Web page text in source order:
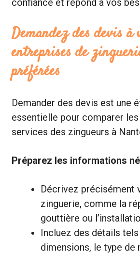
Demandez des devis à
entreprises de
préférées
Demander des devis est une
essentielle pour comparer
services des zingueurs à
Préparez les informations
Décrivez précisément
zinguerie, comme la
gouttière ou
Incluez des détails
dimensions, le type de